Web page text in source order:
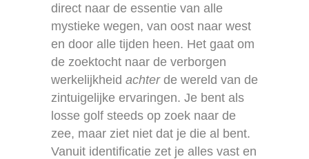
direct naar de essentie van alle
mystieke wegen, van oost naar west
en door alle tijden heen. Het gaat om
de zoektocht naar de verborgen
werkelijkheid achterde wereld van de
zintuigelijke ervaringen. Je bent als
losse golf steeds op zoek naar de
zee, maar ziet niet dat je die al bent.
Vanuit identificatie zet je alles vast en